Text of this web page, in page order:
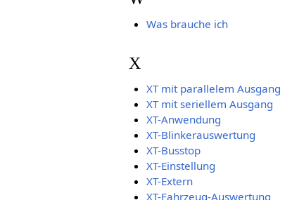
Was brauche ich
X
XT mit parallelem Ausgang
XT mit seriellem Ausgang
XT-Anwendung
XT-Blinkerauswertung
XT-Busstop
XT-Einstellung
XT-Extern
XT-Fahrzeug-Auswertung